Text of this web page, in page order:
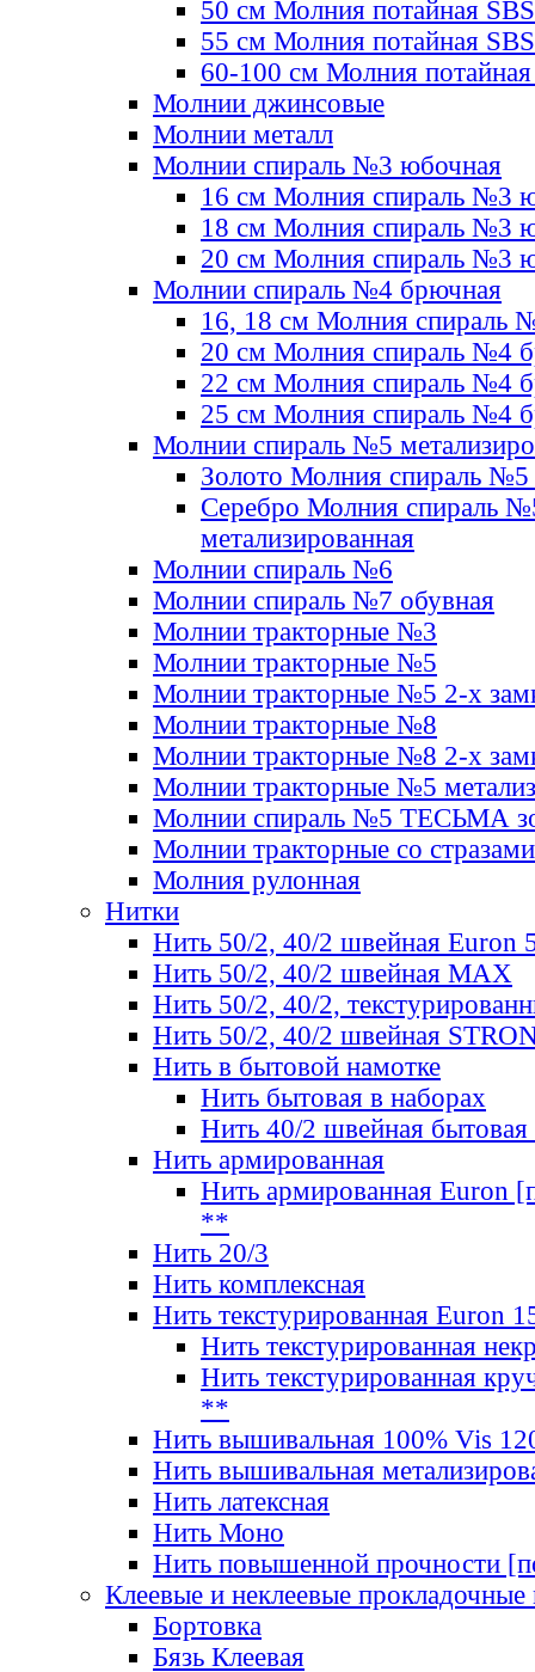
50 см Молния потайная SBS
55 см Молния потайная SBS
60-100 см Молния
Молнии джинсовые
Молнии металл
Молнии спираль №3 юбочная
16 см Молния спираль №3
18 см Молния спираль №3
20 см Молния спираль №3
Молнии спираль №4 брючная
16, 18 см Молния спираль
20 см Молния спираль №4
22 см Молния спираль №4
25 см Молния спираль №4
Молнии спираль №5
Золото Молния спираль №5
Серебро Молния спираль
метализированная
Молнии спираль №6
Молнии спираль №7 обувная
Молнии тракторные №3
Молнии тракторные №5
Молнии тракторные №5 2-х
Молнии тракторные №8
Молнии тракторные №8 2-х
Молнии тракторные №5
Молнии спираль №5 ТЕСЬМА
Молнии тракторные со стразами
Молния рулонная
Нитки
Нить 50/2, 40/2 швейная Euron
Нить 50/2, 40/2 швейная МАХ
Нить 50/2, 40/2,
Нить 50/2, 40/2 швейная
Нить в бытовой намотке
Нить бытовая в наборах
Нить 40/2 швейная бытовая
Нить армированная
Нить армированная Euron
**
Нить 20/3
Нить комплексная
Нить текстурированная Euron
Нить текстурированная
Нить текстурированная
**
Нить вышивальная 100% Vis
Нить вышивальная
Нить латексная
Нить Моно
Нить повышенной прочности
Клеевые и неклеевые прокладочные
Бортовка
Бязь Клеевая